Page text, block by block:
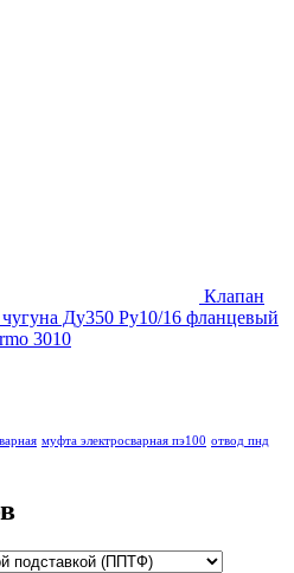
Клапан
Ду350 Ру10/16 фланцевый
3010
муфта электросварная пэ100 отвод пнд